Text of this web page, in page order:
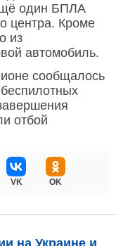
один БПЛА
центра. Кроме
из
автомобиль.
сообщалось
отбой
VK OK